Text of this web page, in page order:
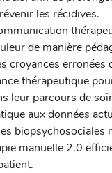
les récidives.
de manière
croyances erronées
thérapeutique
leur parcours de
aux données
biopsychosociales
manuelle 2.0